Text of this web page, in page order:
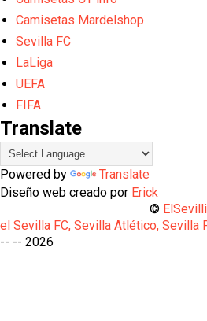
Camisetas Mardelshop
Sevilla FC
LaLiga
UEFA
FIFA
Translate
Powered by
Translate
Diseño web creado por Erick
©
el Sevilla FC, Sevilla Atlético, Sevilla
-- -- 2026